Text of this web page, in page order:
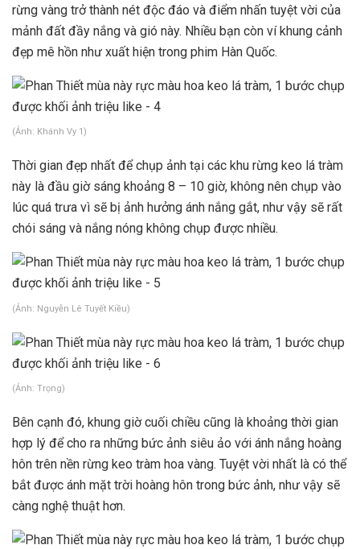
rừng vàng trở thành nét độc đáo và điểm nhấn tuyệt vời của
mảnh đất đầy nắng và gió này. Nhiều bạn còn ví khung cảnh
đẹp mê hồn như xuất hiện trong phim Hàn Quốc.
(Ảnh: Khánh Vy 1)
Thời gian đẹp nhất để chụp ảnh tại các khu rừng keo lá tràm
này là đầu giờ sáng khoảng 8 – 10 giờ, không nên chụp vào
lúc quá trưa vì sẽ bị ảnh hưởng ánh nắng gắt, như vậy sẽ rất
chói sáng và nắng nóng không chụp được nhiều.
(Ảnh: Nguyễn Lê Tuyết Kiều)
(Ảnh: Trọng)
Bên cạnh đó, khung giờ cuối chiều cũng là khoảng thời gian
hợp lý để cho ra những bức ảnh siêu ảo với ánh nắng hoàng
hôn trên nền rừng keo tràm hoa vàng. Tuyệt vời nhất là có thể
bắt được ánh mặt trời hoàng hôn trong bức ảnh, như vậy sẽ
càng nghệ thuật hơn.